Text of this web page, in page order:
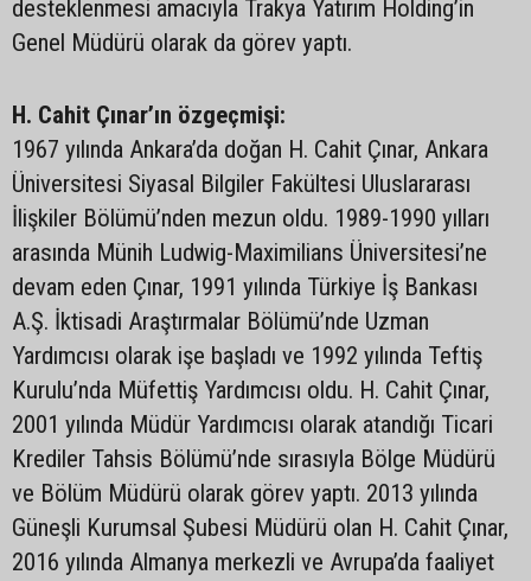
desteklenmesi amacıyla Trakya Yatırım Holding’in
Genel Müdürü olarak da görev yaptı.
H. Cahit Çınar’ın özgeçmişi:
1967 yılında Ankara’da doğan H. Cahit Çınar, Ankara
Üniversitesi Siyasal Bilgiler Fakültesi Uluslararası
İlişkiler Bölümü’nden mezun oldu. 1989-1990 yılları
arasında Münih Ludwig-Maximilians Üniversitesi’ne
devam eden Çınar, 1991 yılında Türkiye İş Bankası
A.Ş. İktisadi Araştırmalar Bölümü’nde Uzman
Yardımcısı olarak işe başladı ve 1992 yılında Teftiş
Kurulu’nda Müfettiş Yardımcısı oldu. H. Cahit Çınar,
2001 yılında Müdür Yardımcısı olarak atandığı Ticari
Krediler Tahsis Bölümü’nde sırasıyla Bölge Müdürü
ve Bölüm Müdürü olarak görev yaptı. 2013 yılında
Güneşli Kurumsal Şubesi Müdürü olan H. Cahit Çınar,
2016 yılında Almanya merkezli ve Avrupa’da faaliyet